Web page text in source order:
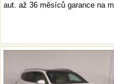
aut. až 36 měsíců garance na